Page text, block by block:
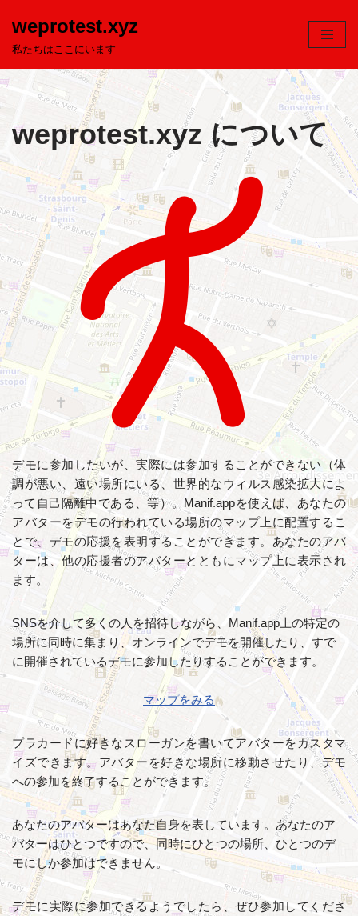
コ
へ
キ
プ
weprotest.xyz
私たちはここにいます
weprotest.xyz について
デモに参加したいが、実際には参加することができない（体
調が悪い、遠い場所にいる、世界的なウィルス感染拡大によ
って自己隔離中である、等）。Manif.appを使えば、あなたの
アバターをデモの行われている場所のマップ上に配置するこ
とで、デモの応援を表明することができます。あなたのアバ
ターは、他の応援者のアバターとともにマップ上に表示され
ます。
SNSを介して多くの人を招待しながら、Manif.app上の特定の
場所に同時に集まり、オンラインでデモを開催したり、すで
に開催されているデモに参加したりすることができます。
マップをみる
プラカードに好きなスローガンを書いてアバターをカスタマ
イズできます。アバターを好きな場所に移動させたり、デモ
への参加を終了することができます。
あなたのアバターはあなた自身を表しています。あなたのア
バターはひとつですので、同時にひとつの場所、ひとつのデ
モにしか参加はできません。
デモに実際に参加できるようでしたら、ぜひ参加してくださ